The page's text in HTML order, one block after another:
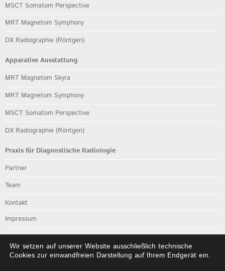
MSCT Somatom Perspective
MRT Magnetom Symphony
DX Radiographie (Röntgen)
Apparative Ausstattung
MRT Magnetom Skyra
MRT Magnetom Symphony
MSCT Somatom Perspective
DX Radiographie (Röntgen)
Praxis für Diagnostische Radiologie
Partner
Team
Kontakt
Impressum
Datenschutz
Anfahrtsbeschreibung
Wir setzen auf unserer Website ausschließlich technische
Cookies zur einwandfreien Darstellung auf Ihrem Endgerät ein.